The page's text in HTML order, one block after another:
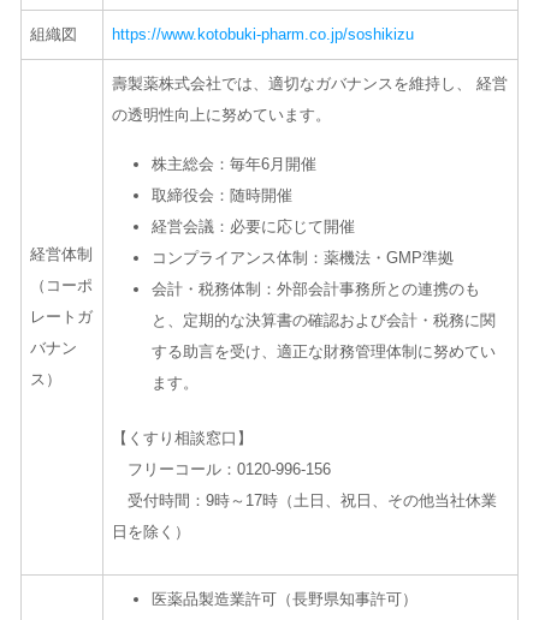
組織図 https://www.kotobuki-pharm.co.jp/soshikizu
経営体制
（コーポ
レートガ
バナン
ス）
壽製薬株式会社では、適切なガバナンスを維持し、 経営
の透明性向上に努めています。
株主総会：毎年6月開催
取締役会：随時開催
経営会議：必要に応じて開催
コンプライアンス体制：薬機法・GMP準拠
会計・税務体制：外部会計事務所との連携のも
と、定期的な決算書の確認および会計・税務に関
する助言を受け、適正な財務管理体制に努めてい
ます。
【くすり相談窓口】
フリーコール：0120-996-156
受付時間：9時～17時（土日、祝日、その他当社休業
日を除く）
医薬品製造業許可（長野県知事許可）